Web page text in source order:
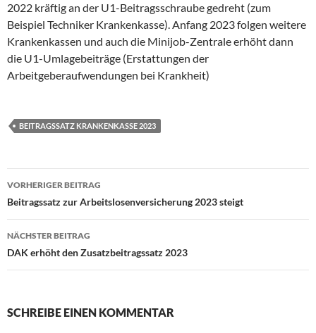
2022 kräftig an der U1-Beitragsschraube gedreht (zum
Beispiel Techniker Krankenkasse). Anfang 2023 folgen weitere
Krankenkassen und auch die Minijob-Zentrale erhöht dann
die U1-Umlagebeiträge (Erstattungen der
Arbeitgeberaufwendungen bei Krankheit)
BEITRAGSSATZ KRANKENKASSE 2023
Beitragsnavigation
VORHERIGER BEITRAG
Beitragssatz zur Arbeitslosenversicherung 2023 steigt
NÄCHSTER BEITRAG
DAK erhöht den Zusatzbeitragssatz 2023
SCHREIBE EINEN KOMMENTAR